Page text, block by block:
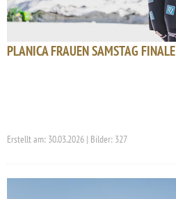
PLANICA FRAUEN SAMSTAG FINALE
Erstellt am: 30.03.2026 | Bilder: 327